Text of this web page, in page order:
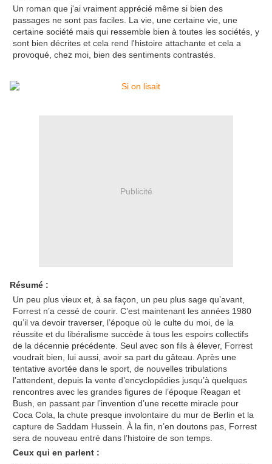
Un roman que j'ai vraiment apprécié même si bien des
passages ne sont pas faciles. La vie, une certaine vie, une
certaine société mais qui ressemble bien à toutes les sociétés, y
sont bien décrites et cela rend l'histoire attachante et cela a
provoqué, chez moi, bien des sentiments contrastés.
Publicité
Résumé :
Un peu plus vieux et, à sa façon, un peu plus sage qu’avant,
Forrest n’a cessé de courir. C’est maintenant les années 1980
qu’il va devoir traverser, l’époque où le culte du moi, de la
réussite et du libéralisme succède à tous les espoirs collectifs
de la décennie précédente. Seul avec son fils à élever, Forrest
voudrait bien, lui aussi, avoir sa part du gâteau. Après une
tentative avortée dans le sport, de nouvelles tribulations
l’attendent, depuis la vente d’encyclopédies jusqu’à quelques
rencontres avec les grandes figures de l’époque Reagan et
Bush, en passant par l’invention d’une recette miracle pour
Coca Cola, la chute presque involontaire du mur de Berlin et la
capture de Saddam Hussein. À la fin, n’en doutons pas, Forrest
sera de nouveau entré dans l’histoire de son temps.
Ceux qui en parlent :